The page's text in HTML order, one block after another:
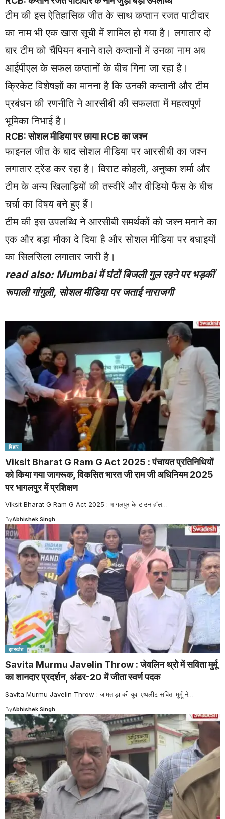
टीम की इस ऐतिहासिक जीत के साथ कप्तान रजत पाटीदार
का नाम भी एक खास सूची में शामिल हो गया है। लगातार दो
बार टीम को चैंपियन बनाने वाले कप्तानों में उनका नाम अब
आईपीएल के सफल कप्तानों के बीच गिना जा रहा है।
क्रिकेट विशेषज्ञों का मानना है कि उनकी कप्तानी और टीम
प्रबंधन की रणनीति ने आरसीबी की सफलता में महत्वपूर्ण
भूमिका निभाई है।
RCB: सोशल मीडिया पर छाया RCB का जश्न
फाइनल जीत के बाद सोशल मीडिया पर आरसीबी का जश्न
लगातार ट्रेंड कर रहा है। विराट कोहली, अनुष्का शर्मा और
टीम के अन्य खिलाड़ियों की तस्वीरें और वीडियो फैंस के बीच
चर्चा का विषय बने हुए हैं।
टीम की इस उपलब्धि ने आरसीबी समर्थकों को जश्न मनाने का
एक और बड़ा मौका दे दिया है और सोशल मीडिया पर बधाइयों
का सिलसिला लगातार जारी है।
read also: Mumbai में घंटों बिजली गुल रहने पर भड़कीं
रूपाली गांगुली, सोशल मीडिया पर जताई नाराजगी
बिहार
Viksit Bharat G Ram G Act 2025 : पंचायत प्रतिनिधियों
को किया गया जागरूक, विकसित भारत जी राम जी अधिनियम 2025
पर भागलपुर में प्रशिक्षण
Viksit Bharat G Ram G Act 2025 : भागलपुर के टाउन हॉल…
ByAbhishek Singh
झारखंड
Savita Murmu Javelin Throw : जेवलिन थ्रो में सविता मुर्मू
का शानदार प्रदर्शन, अंडर-20 में जीता स्वर्ण पदक
Savita Murmu Javelin Throw : जामताड़ा की युवा एथलीट सविता मुर्मू ने…
ByAbhishek Singh